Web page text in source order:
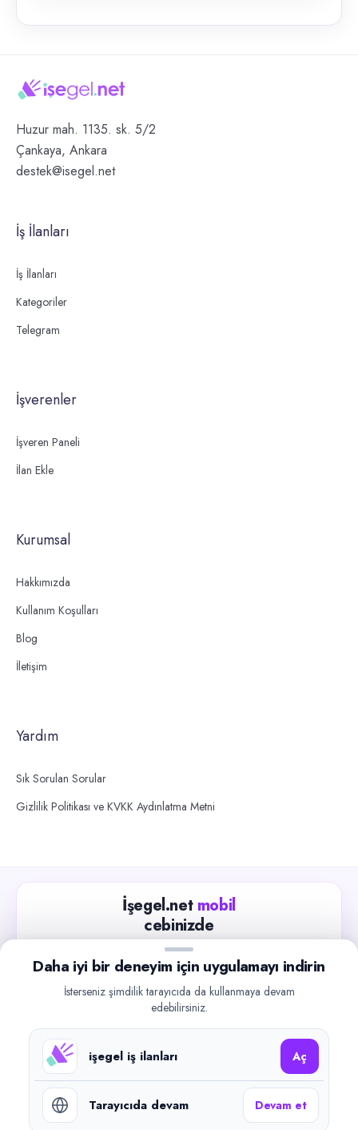
Huzur mah. 1135. sk. 5/2
Çankaya, Ankara
destek@isegel.net
İş İlanları
İş İlanları
Kategoriler
Telegram
İşverenler
İşveren Paneli
İlan Ekle
Kurumsal
Hakkımızda
Kullanım Koşulları
Blog
İletişim
Yardım
Sık Sorulan Sorular
Gizlilik Politikası ve KVKK Aydınlatma Metni
İşegel.net mobil
cebinizde
Güncel iş ilanlarını takip edin, işverenlerle hızlıca
iletişime geçin.
Google Play
©2026işegel.net. Tüm hakları saklıdır.
Daha iyi bir deneyim için uygulamayı indirin
İsterseniz şimdilik tarayıcıda da kullanmaya devam
edebilirsiniz.
işegel iş ilanları Aç
Tarayıcıda devam Devam et